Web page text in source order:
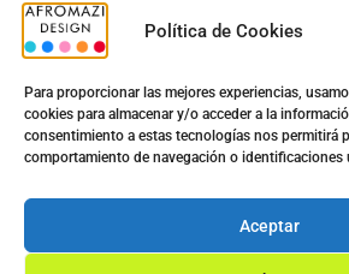
Política de Cookies
Para proporcionar las mejores experiencias,
cookies para almacenar y/o acceder a la
consentimiento a estas tecnologías nos permitirá
comportamiento de navegación o identificaciones
Aceptar
Vestido Encaje Largo Tiro
Ancho
9.00€